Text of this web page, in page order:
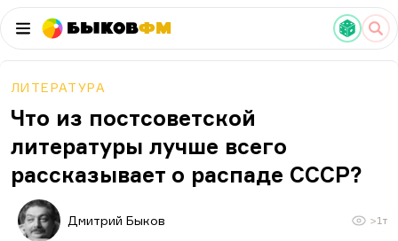
БыковФМ
ЛИТЕРАТУРА
Что из постсоветской
литературы лучше всего
рассказывает о распаде СССР?
Дмитрий Быков >1т